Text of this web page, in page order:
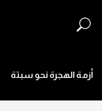
أزمة الهجرة نحو سبتة